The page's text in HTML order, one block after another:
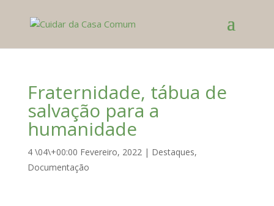
Fraternidade, tábua de
salvação para a
humanidade
4 \04\+00:00 Fevereiro, 2022| Destaques,
Documentação